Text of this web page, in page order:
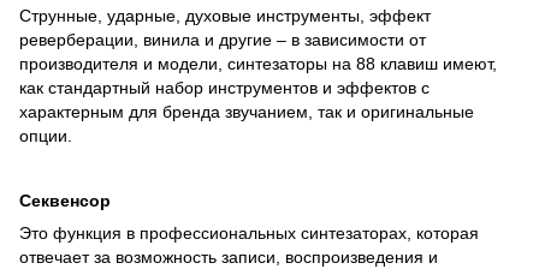
Струнные, ударные, духовые инструменты, эффект
реверберации, винила и другие – в зависимости от
производителя и модели, синтезаторы на 88 клавиш имеют,
как стандартный набор инструментов и эффектов с
характерным для бренда звучанием, так и оригинальные
опции.
Секвенсор
Это функция в профессиональных синтезаторах, которая
отвечает за возможность записи, воспроизведения и